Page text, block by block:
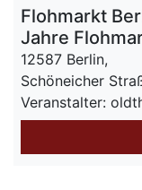
Flohmarkt
Jahre
12587 Berlin,
Schöneicher
Veranstalter: